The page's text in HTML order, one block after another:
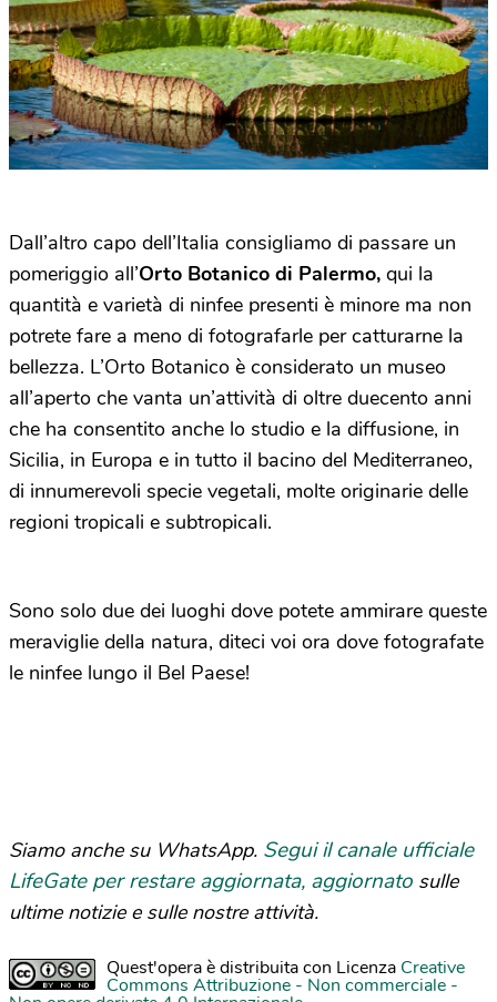
Dall’altro capo dell’Italia consigliamo di passare un
pomeriggio all’Orto Botanico di Palermo, qui la
quantità e varietà di ninfee presenti è minore ma non
potrete fare a meno di fotografarle per catturarne la
bellezza. L’Orto Botanico è considerato un museo
all’aperto che vanta un’attività di oltre duecento anni
che ha consentito anche lo studio e la diffusione, in
Sicilia, in Europa e in tutto il bacino del Mediterraneo,
di innumerevoli specie vegetali, molte originarie delle
regioni tropicali e subtropicali.
Sono solo due dei luoghi dove potete ammirare queste
meraviglie della natura, diteci voi ora dove fotografate
le ninfee lungo il Bel Paese!
Siamo anche su WhatsApp. Segui il canale ufficiale
LifeGate per restare aggiornata, aggiornato sulle
ultime notizie e sulle nostre attività.
Quest'opera è distribuita con Licenza Creative
Commons Attribuzione - Non commerciale -